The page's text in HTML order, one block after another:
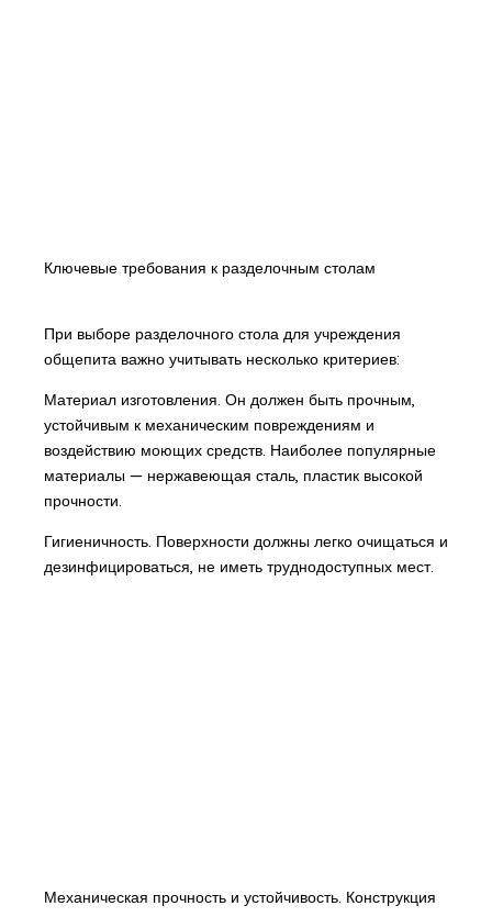
Ключевые требования к разделочным столам
При выборе разделочного стола для учреждения
общепита важно учитывать несколько критериев:
Материал изготовления. Он должен быть прочным,
устойчивым к механическим повреждениям и
воздействию моющих средств. Наиболее популярные
материалы — нержавеющая сталь, пластик высокой
прочности.
Гигиеничность. Поверхности должны легко очищаться и
дезинфицироваться, не иметь труднодоступных мест.
Механическая прочность и устойчивость. Конструкция